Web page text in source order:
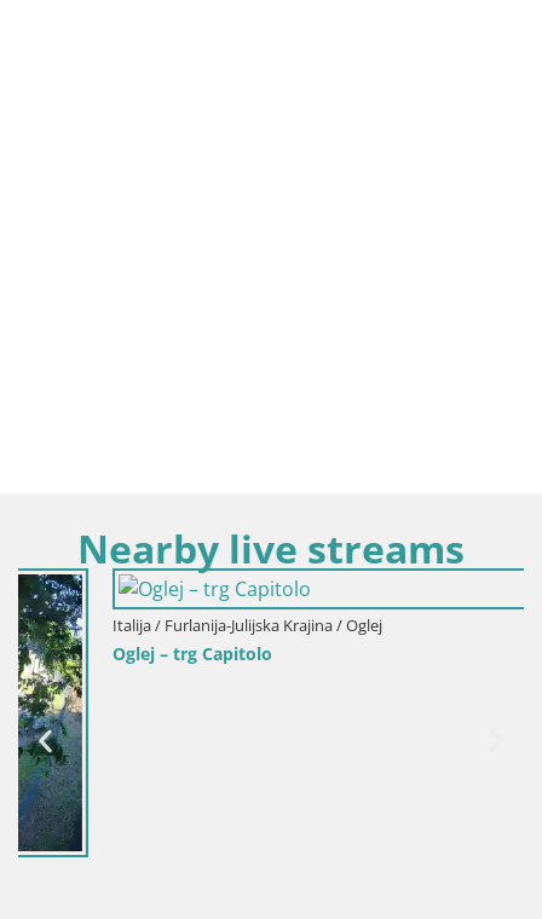
Nearby live streams
Italija / Furlanija-Julijska Krajina / Oglej
Oglej – trg Capitolo